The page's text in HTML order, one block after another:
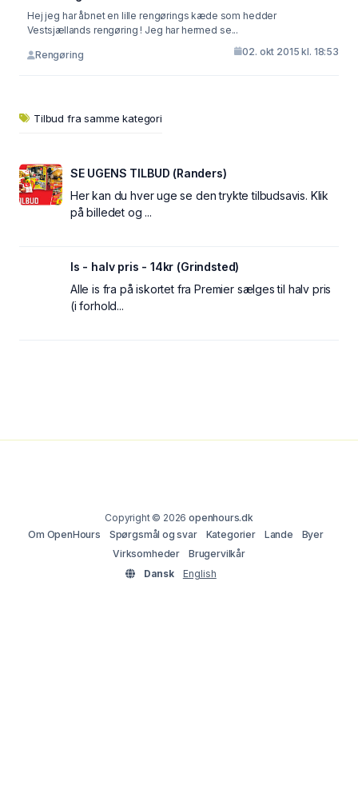
Hej jeg har åbnet en lille rengørings kæde som hedder
Vestsjællands rengøring ! Jeg har hermed se...
Rengøring 02. okt 2015 kl. 18:53
Tilbud fra samme kategori
SE UGENS TILBUD (Randers)
Her kan du hver uge se den trykte tilbudsavis. Klik
på billedet og ...
Is - halv pris - 14kr (Grindsted)
Alle is fra på iskortet fra Premier sælges til halv pris
(i forhold...
Copyright © 2026openhours.dk
Om OpenHours
Spørgsmål og svar Kategorier Lande
Byer
Virksomheder
Brugervilkår
Dansk
English